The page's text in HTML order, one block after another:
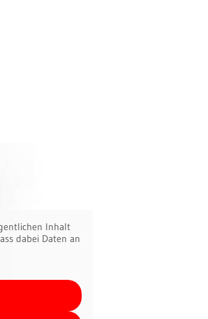
Inhalt
dabei Daten an